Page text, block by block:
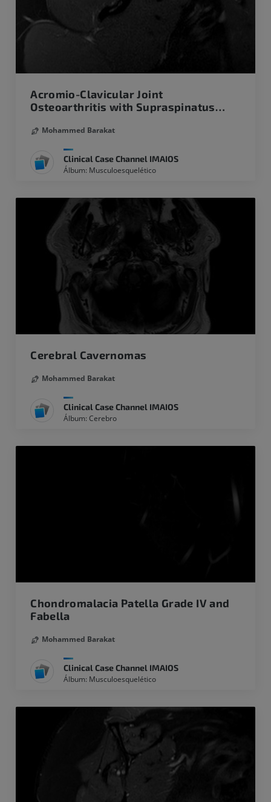
Acromio-Clavicular Joint
Osteoarthritis with Supraspinatus
Mohammed Barakat
Clinical Case Channel IMAIOS
Álbum: Musculoesquelético
Cerebral Cavernomas
Mohammed Barakat
Clinical Case Channel IMAIOS
Álbum: Cerebro
Chondromalacia Patella Grade IV and
Fabella
Mohammed Barakat
Clinical Case Channel IMAIOS
Álbum: Musculoesquelético